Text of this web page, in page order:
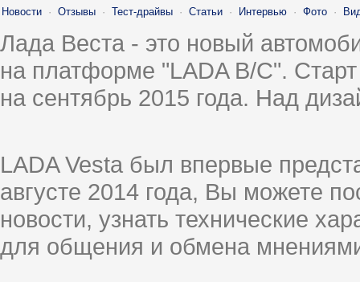
Новости · Отзывы · Тест-драйвы · Статьи · Интервью · Фото ·
Лада Веста - это новый
на платформе "LADA B/C".
на сентябрь 2015 года. Над
LADA Vesta был впервые
августе 2014 года, Вы можете
новости, узнать технические
для общения и обмена